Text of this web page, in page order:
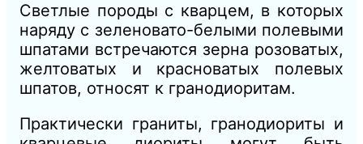
Светлые породы с кварцем, в которых
наряду с зеленовато-белыми полевыми
шпатами встречаются зерна розоватых,
желтоватых и красноватых полевых
шпатов, относят к гранодиоритам.
Практически граниты, гранодиориты и